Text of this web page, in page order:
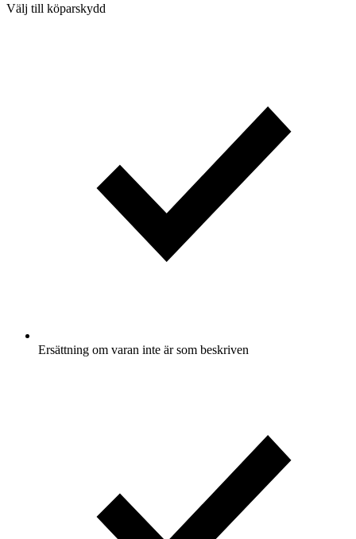
Välj till köparskydd
Ersättning om varan inte är som beskriven